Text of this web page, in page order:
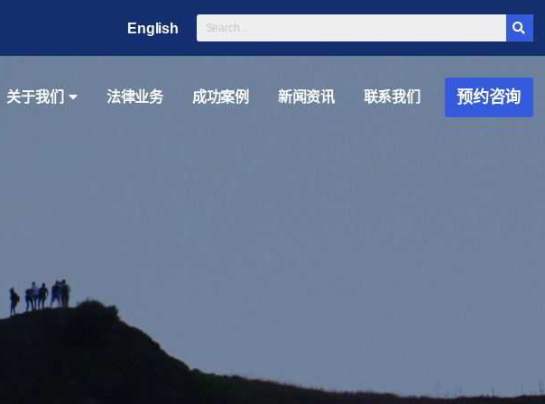
English
关于我们 法律业务 成功案例 新闻资讯 联系我们 预约咨询